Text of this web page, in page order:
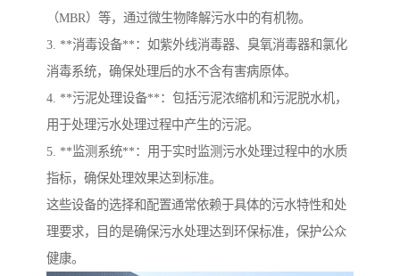
（MBR）等，通过微生物降解污水中的有机物。
3. **消毒设备**：如紫外线消毒器、臭氧消毒器和氯化
消毒系统，确保处理后的水不含有害病原体。
4. **污泥处理设备**：包括污泥浓缩机和污泥脱水机，
用于处理污水处理过程中产生的污泥。
5. **监测系统**：用于实时监测污水处理过程中的水质
指标，确保处理效果达到标准。
这些设备的选择和配置通常依赖于具体的污水特性和处
理要求，目的是确保污水处理达到环保标准，保护公众
健康。